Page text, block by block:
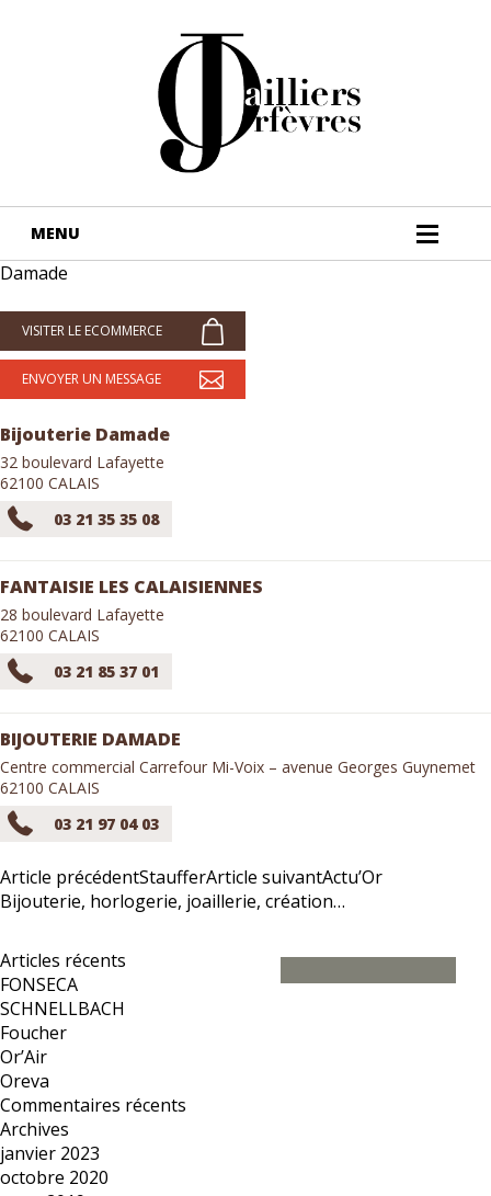
Damade
VISITER LE ECOMMERCE
ENVOYER UN MESSAGE
Bijouterie Damade
32 boulevard Lafayette
62100 CALAIS
03 21 35 35 08
FANTAISIE LES CALAISIENNES
28 boulevard Lafayette
62100 CALAIS
03 21 85 37 01
BIJOUTERIE DAMADE
Centre commercial Carrefour Mi-Voix – avenue Georges Guynemet
62100 CALAIS
03 21 97 04 03
Article précédentStaufferArticle suivantActu’Or
Bijouterie, horlogerie, joaillerie, création…
Articles récents
FONSECA
SCHNELLBACH
Foucher
Or’Air
Oreva
Commentaires récents
Archives
janvier 2023
octobre 2020